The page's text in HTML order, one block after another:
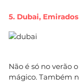
5. Dubai,
Não é só no verão
mágico. Também